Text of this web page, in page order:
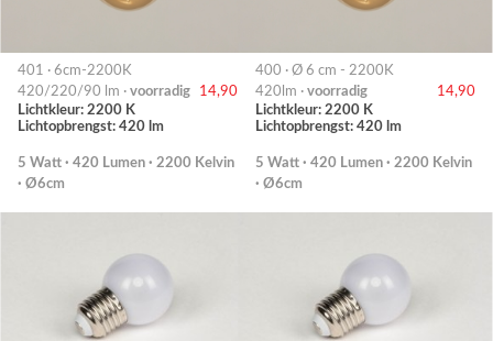
401 · 6cm-2200K
420/220/90 lm · voorradig
14,90
Lichtkleur: 2200 K
Lichtopbrengst: 420 lm
5 Watt · 420 Lumen · 2200 Kelvin
· Ø6cm
400 · Ø 6 cm - 2200K
420lm · voorradig
14,90
Lichtkleur: 2200 K
Lichtopbrengst: 420 lm
5 Watt · 420 Lumen · 2200 Kelvin
· Ø6cm